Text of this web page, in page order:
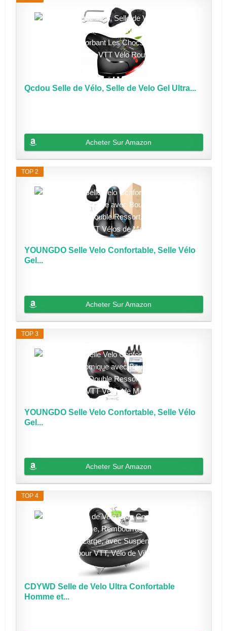
Qcdou Selle de Vélo, Selle de Velo Gel Ultra...
Acheter Sur Amazon
TOP 2
YOUNGDO Selle Velo Confortable, Selle Vélo
Gel...
Acheter Sur Amazon
TOP 3
YOUNGDO Selle Velo Confortable, Selle Vélo
Gel...
Acheter Sur Amazon
TOP 4
CDYWD Selle de Velo Ultra Confortable
Homme et...